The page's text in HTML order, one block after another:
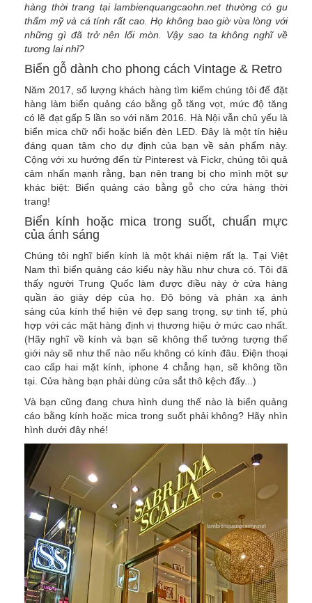
hàng thời trang tại lambienquangcaohn.net thường có gu
thẩm mỹ và cá tính rất cao. Họ không bao giờ vừa lòng với
những gì đã trở nên lối mòn. Vậy sao ta không nghĩ về
tương lai nhỉ?
Biển gỗ dành cho phong cách Vintage & Retro
Năm 2017, số lượng khách hàng tìm kiếm chúng tôi để đặt
hàng làm biển quảng cáo bằng gỗ tăng vọt, mức độ tăng
có lẽ đạt gấp 5 lần so với năm 2016. Hà Nội vẫn chủ yếu là
biển mica chữ nổi hoặc biển đèn LED. Đây là một tín hiệu
đáng quan tâm cho dự định của bạn về sản phẩm này.
Cộng với xu hướng đến từ Pinterest và Fickr, chúng tôi quả
cảm nhấn mạnh rằng, bạn nên trang bị cho mình một sự
khác biệt: Biển quảng cáo bằng gỗ cho cửa hàng thời
trang!
Biển kính hoặc mica trong suốt, chuẩn mực
của ánh sáng
Chúng tôi nghĩ biển kính là một khái niệm rất lạ. Tại Việt
Nam thì biển quảng cáo kiểu này hầu như chưa có. Tôi đã
thấy người Trung Quốc làm được điều này ở cửa hàng
quần áo giày dép của họ. Độ bóng và phản xạ ánh
sáng của kính thể hiện vẻ đẹp sang trọng, sự tinh tế, phù
hợp với các mặt hàng định vị thương hiệu ở mức cao nhất.
(Hãy nghĩ về kính và bạn sẽ không thể tưởng tượng thế
giới này sẽ như thế nào nếu không có kính đâu. Điện thoại
cao cấp hai mặt kính, iphone 4 chẳng hạn, sẽ không tồn
tại. Cửa hàng bạn phải dùng cửa sắt thô kệch đấy...)
Và bạn cũng đang chưa hình dung thế nào là biển quảng
cáo bằng kính hoặc mica trong suốt phải không? Hãy nhìn
hình dưới đây nhé!